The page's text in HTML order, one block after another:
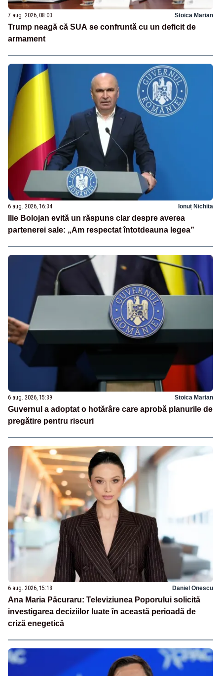
7 aug. 2026, 08:03 Stoica Marian
Trump neagă că SUA se confruntă cu un deficit de
armament
6 aug. 2026, 16:34 Ionuț Nichita
Ilie Bolojan evită un răspuns clar despre averea
partenerei sale: „Am respectat întotdeauna legea”
6 aug. 2026, 15:39 Stoica Marian
Guvernul a adoptat o hotărâre care aprobă planurile de
pregătire pentru riscuri
6 aug. 2026, 15:18 Daniel Onescu
Ana Maria Păcuraru: Televiziunea Poporului solicită
investigarea deciziilor luate în această perioadă de
criză enegetică